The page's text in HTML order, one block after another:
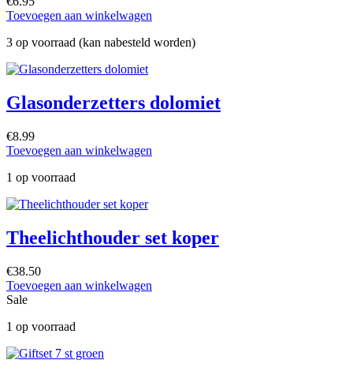
Toevoegen aan winkelwagen
3 op voorraad (kan nabesteld worden)
Glasonderzetters dolomiet
€8.99
Toevoegen aan winkelwagen
1 op voorraad
Theelichthouder set koper
€38.50
Toevoegen aan winkelwagen
Sale
1 op voorraad